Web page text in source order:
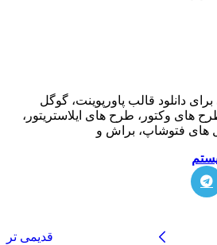
دانلود قالب پاورپوینت، گوگل
های وکتور، طرح های ایلاستریتور،
های فتوشاپ، براش و
قدیمی تر